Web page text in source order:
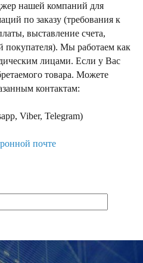
нашей компаний для
по заказу (требования к
выставление счета,
покупателя). Мы работаем как
лицами. Если у Вас
товара. Можете
контактам:
Viber, Telegram)
почте